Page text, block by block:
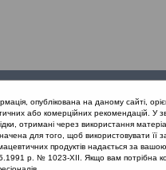
заходи
| Назальна алергія та
опублікована на даному сайті,
або комерційних рекомендацій. У
отримані через використання
для того, щоб використовувати її
продуктів надається за
р. № 1023-XII. Якщо вам потрібна